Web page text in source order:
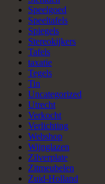
Speelgoed
Speeltafels
Spiegels
Stereokijkers
Tafels
taxatie
Tegels
Tin
Uncategorized
Utrecht
Verkocht
Verlichting
Webshop
Wijnglazen
Zilverplate
Zitmeubelen
Zuid-Holland